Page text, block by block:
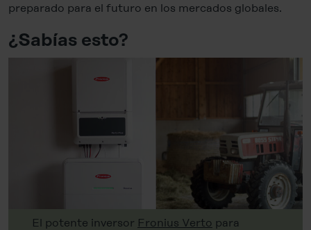
preparado para el futuro en los mercados globales.
¿Sabías esto?
El potente inversor Fronius Verto para